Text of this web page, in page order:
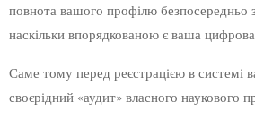
повнота вашого профілю безпосередньо
наскільки впорядкованою є ваша
Саме тому перед реєстрацією в системі
своєрідний «аудит» власного наукового